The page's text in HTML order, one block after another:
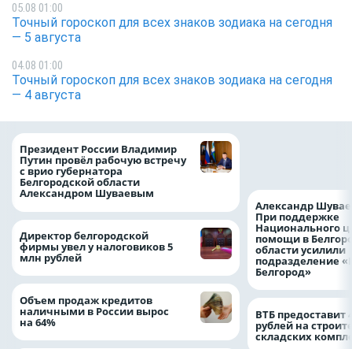
05.08 01:00
Точный гороскоп для всех знаков зодиака на сегодня
— 5 августа
04.08 01:00
Точный гороскоп для всех знаков зодиака на сегодня
— 4 августа
Президент России Владимир
Путин провёл рабочую встречу
с врио губернатора
Белгородской области
Александром Шуваевым
Директор белгородской
фирмы увел у налоговиков 5
млн рублей
Объем продаж кредитов
наличными в России вырос
на 64%
Александр
При поддержке
Национального
помощи в
области усилили
подразделение
Белгород»
ВТБ предоставит
рублей на
складских